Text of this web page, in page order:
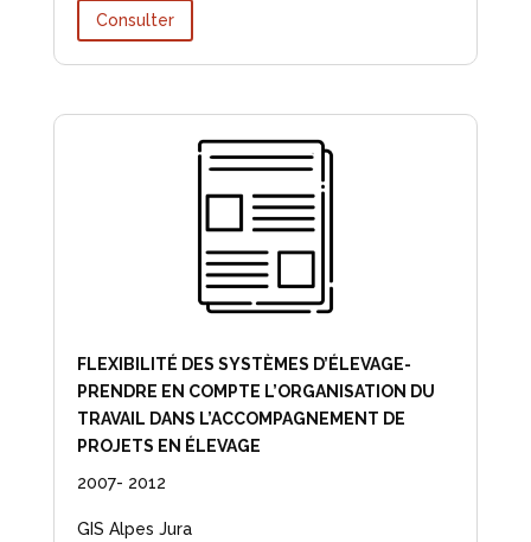
Consulter
FLEXIBILITÉ DES SYSTÈMES D’ÉLEVAGE-
PRENDRE EN COMPTE L’ORGANISATION DU
TRAVAIL DANS L’ACCOMPAGNEMENT DE
PROJETS EN ÉLEVAGE
2007- 2012
GIS Alpes Jura